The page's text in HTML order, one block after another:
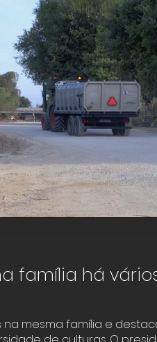
família há
na mesma família e